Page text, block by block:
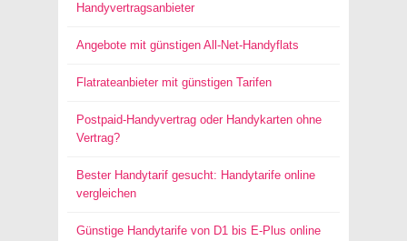
Handyvertragsanbieter
Angebote mit günstigen All-Net-Handyflats
Flatrateanbieter mit günstigen Tarifen
Postpaid-Handyvertrag oder Handykarten ohne
Vertrag?
Bester Handytarif gesucht: Handytarife online
vergleichen
Günstige Handytarife von D1 bis E-Plus online